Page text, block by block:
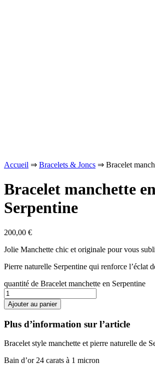
Accueil ⇒ Bracelets & Joncs ⇒ Bracelet
Bracelet manchette
Serpentine
200,00 €
Jolie Manchette chic et originale pour vous
Pierre naturelle Serpentine qui renforce l’éclat
quantité de Bracelet manchette en Serpentine
Ajouter au panier
Plus d’information sur l’article
Bracelet style manchette et pierre naturelle de
Bain d’or 24 carats à 1 micron